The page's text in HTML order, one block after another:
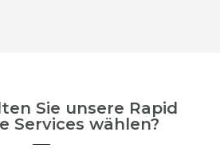
Sie unsere Rapid
Services wählen?